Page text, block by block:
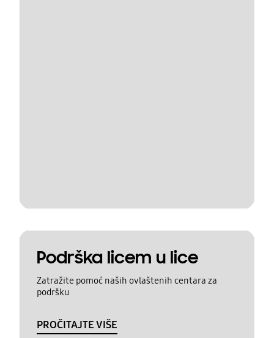
Podrška licem u lice
Zatražite pomoć naših ovlaštenih centara za
podršku
PROČITAJTE VIŠE